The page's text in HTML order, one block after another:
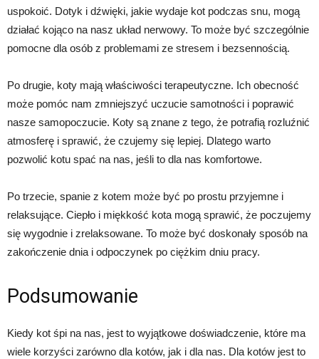
uspokoić. Dotyk i dźwięki, jakie wydaje kot podczas snu, mogą
działać kojąco na nasz układ nerwowy. To może być szczególnie
pomocne dla osób z problemami ze stresem i bezsennością.
Po drugie, koty mają właściwości terapeutyczne. Ich obecność
może pomóc nam zmniejszyć uczucie samotności i poprawić
nasze samopoczucie. Koty są znane z tego, że potrafią rozluźnić
atmosferę i sprawić, że czujemy się lepiej. Dlatego warto
pozwolić kotu spać na nas, jeśli to dla nas komfortowe.
Po trzecie, spanie z kotem może być po prostu przyjemne i
relaksujące. Ciepło i miękkość kota mogą sprawić, że poczujemy
się wygodnie i zrelaksowane. To może być doskonały sposób na
zakończenie dnia i odpoczynek po ciężkim dniu pracy.
Podsumowanie
Kiedy kot śpi na nas, jest to wyjątkowe doświadczenie, które ma
wiele korzyści zarówno dla kotów, jak i dla nas. Dla kotów jest to